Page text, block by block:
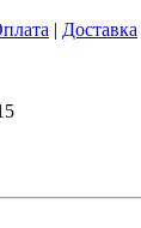
| Доставка